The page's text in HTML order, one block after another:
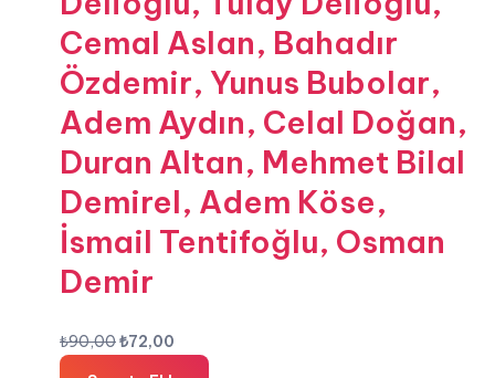
Cemal Aslan, Bahadır
Özdemir, Yunus Bubolar,
Adem Aydın, Celal Doğan,
Duran Altan, Mehmet Bilal
Demirel, Adem Köse,
İsmail Tentifoğlu, Osman
Demir
₺90,00Orijinal
₺72,00
andaki